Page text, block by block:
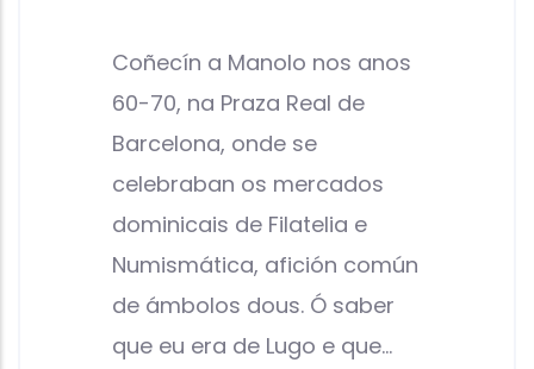
Coñecín a Manolo nos anos
60-70, na Praza Real de
Barcelona, onde se
celebraban os mercados
dominicais de Filatelia e
Numismática, afición común
de ámbolos dous. Ó saber
que eu era de Lugo e que…